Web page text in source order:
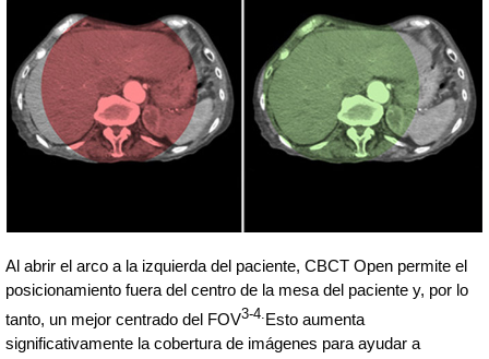
Al abrir el arco a la izquierda del paciente, CBCT Open permite el
posicionamiento fuera del centro de la mesa del paciente y, por lo
tanto, un mejor centrado del FOV3-4.Esto aumenta
significativamente la cobertura de imágenes para ayudar a